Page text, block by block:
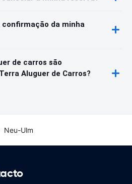
confirmação da minha
de carros são
Aluguer de Carros?
Neu-Ulm